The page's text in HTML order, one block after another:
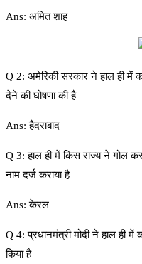
Ans: अमित शाह
Q 2: अमेरिकी सरकार ने हाल ही में
देने की घोषणा की है
Ans: हैदराबाद
Q 3: हाल ही में किस राज्य ने गोल
नाम दर्ज कराया है
Ans: केरल
Q 4: प्रधानमंत्री मोदी ने हाल ही
किया है